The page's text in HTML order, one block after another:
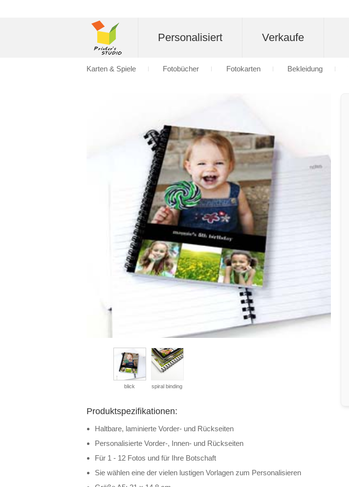
blick spiral binding
Produktspezifikationen:
Haltbare, laminierte Vorder- und Rückseiten
Personalisierte Vorder-, Innen- und Rückseiten
Für 1 - 12 Fotos und für Ihre Botschaft
Sie wählen eine der vielen lustigen Vorlagen zum Personalisieren
Personalisiert Verkaufe
Karten & Spiele Fotobücher Fotokarten Bekleidung